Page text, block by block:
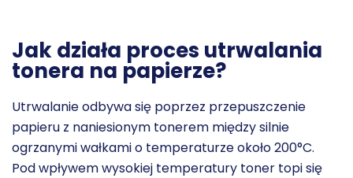
Jak działa proces utrwalania
tonera na papierze?
Utrwalanie odbywa się poprzez przepuszczenie
papieru z naniesionym tonerem między silnie
ogrzanymi wałkami o temperaturze około 200°C.
Pod wpływem wysokiej temperatury toner topi się